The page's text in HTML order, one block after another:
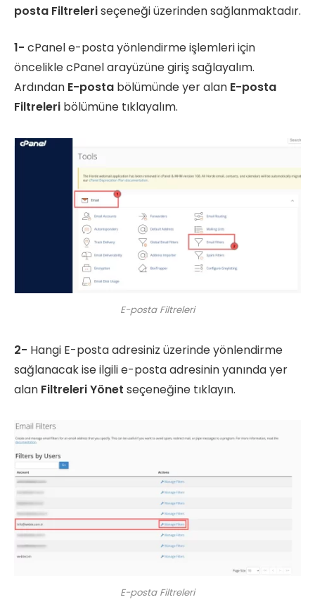
posta Filtreleriseçeneği üzerinden sağlanmaktadır.
1- cPanel e-posta yönlendirme işlemleri için
öncelikle cPanel arayüzüne giriş sağlayalım.
Ardından E-posta bölümünde yer alan E-posta
Filtreleri bölümüne tıklayalım.
E-posta Filtreleri
2- Hangi E-posta adresiniz üzerinde yönlendirme
sağlanacak ise ilgili e-posta adresinin yanında yer
alan Filtreleri Yönet seçeneğine tıklayın.
E-posta Filtreleri